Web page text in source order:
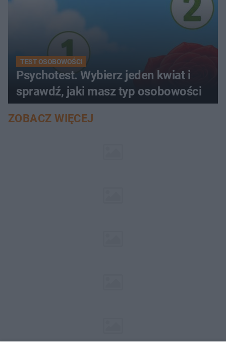
TEST OSOBOWOŚCI
Psychotest. Wybierz jeden kwiat i
sprawdź, jaki masz typ osobowości
ZOBACZ WIĘCEJ